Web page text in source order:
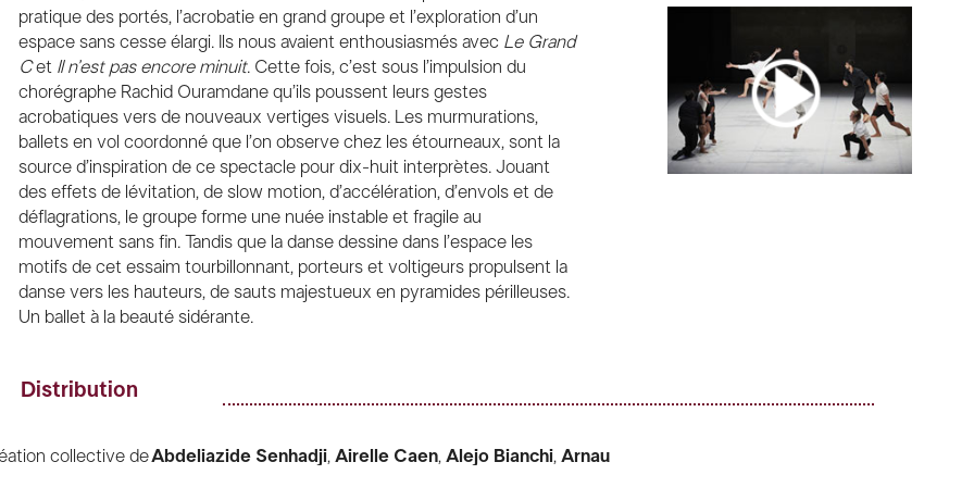
pratique des portés, l’acrobatie en grand groupe et l’exploration d’un
espace sans cesse élargi. Ils nous avaient enthousiasmés avec Le Grand
Cet Il n’est pas encore minuit. Cette fois, c’est sous l’impulsion du
chorégraphe Rachid Ouramdane qu’ils poussent leurs gestes
acrobatiques vers de nouveaux vertiges visuels. Les murmurations,
ballets en vol coordonné que l’on observe chez les étourneaux, sont la
source d’inspiration de ce spectacle pour dix-huit interprètes. Jouant
des effets de lévitation, de slow motion, d’accélération, d’envols et de
déflagrations, le groupe forme une nuée instable et fragile au
mouvement sans fin. Tandis que la danse dessine dans l’espace les
motifs de cet essaim tourbillonnant, porteurs et voltigeurs propulsent la
danse vers les hauteurs, de sauts majestueux en pyramides périlleuses.
Un ballet à la beauté sidérante.
Distribution
collective deAbdeliazide Senhadji,Airelle Caen,Alejo Bianchi,Arnau